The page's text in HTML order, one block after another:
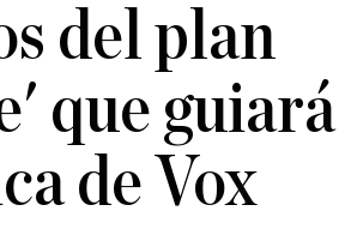
del plan
que guiará
de Vox